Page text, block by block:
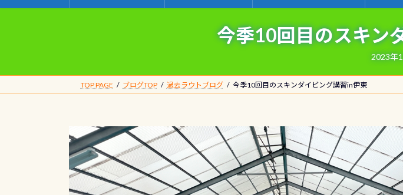
プ
動
今季10回目のスキン
2023年
TOP PAGE ブログTOP 過去ラウトブログ 今季10回目のスキンダイビング講習in伊東